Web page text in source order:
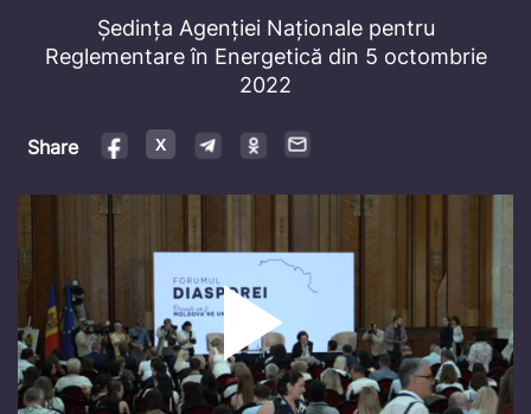
Ședința Agenției Naționale pentru
Reglementare în Energetică din 5 octombrie
2022
Share